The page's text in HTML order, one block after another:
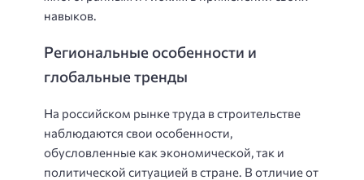
навыков.
Региональные особенности и
глобальные тренды
На российском рынке труда в строительстве
наблюдаются свои особенности,
обусловленные как экономической, так и
политической ситуацией в стране. В отличие от